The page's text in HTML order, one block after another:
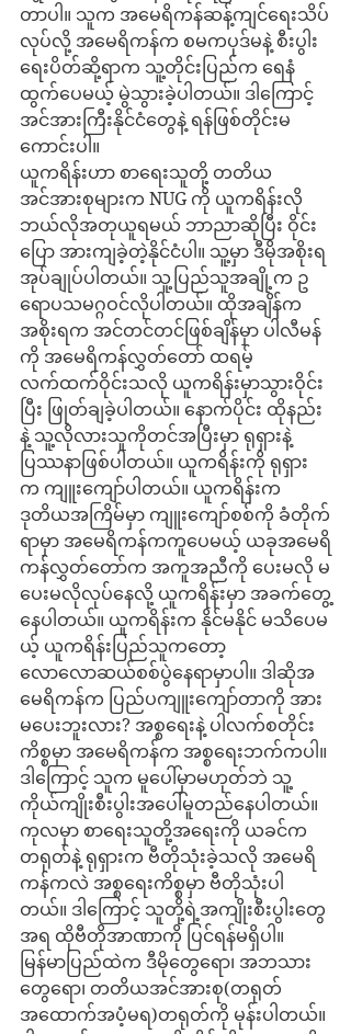
တာပါ။ သူက အမေရိကန်ဆန့်ကျင်ရေးသိပ်
လုပ်လို့ အမေရိကန်က စမကပုဒ်မနဲ့ စီးပွါး
ရေးပိတ်ဆို့ရာက သူ့တိုင်းပြည်က ရေနံ
ထွက်ပေမယ့် မွဲသွားခဲ့ပါတယ်။ ဒါကြောင့်
အင်အားကြီးနိုင်ငံတွေနဲ့ ရန်ဖြစ်တိုင်းမ
ကောင်းပါ။
ယူကရိန်းဟာ စာရေးသူတို့ တတိယ
အင်အားစုများက NUG ကို ယူကရိန်းလို
ဘယ်လိုအတုယူရမယ် ဘာညာဆိုပြီး ဝိုင်း
ပြော အားကျခဲ့တဲ့နိုင်ငံပါ။ သူ့မှာ ဒီမိုအစိုးရ
အုပ်ချုပ်ပါတယ်။ သူ့ပြည်သူအချို့က ဥ
ရောပသမဂ္ဂဝင်လိုပါတယ်။ ထိုအချိန်က
အစိုးရက အင်တင်တင်ဖြစ်ချိန်မှာ ပါလီမန်
ကို အမေရိကန်လွှတ်တော် ထရမ့်
လက်ထက်ဝိုင်းသလို ယူကရိန်းမှာသွားဝိုင်း
ပြီး ဖြုတ်ချခဲ့ပါတယ်။ နောက်ပိုင်း ထိုနည်း
နဲ့ သူ့လိုလားသူကိုတင်အပြီးမှာ ရုရှားနဲ့
ပြဿနာဖြစ်ပါတယ်။ ယူကရိန်းကို ရုရှား
က ကျူးကျော်ပါတယ်။ ယူကရိန်းက
ဒုတိယအကြိမ်မှာ ကျူးကျော်စစ်ကို ခံတိုက်
ရာမှာ အမေရိကန်ကကူပေမယ့် ယခုအမေရိ
ကန်လွှတ်တော်က အကူအညီကို ပေးမလို မ
ပေးမလိုလုပ်နေလို့ ယူကရိန်းမှာ အခက်တွေ့
နေပါတယ်။ ယူကရိန်းက နိုင်မနိုင် မသိပေမ
ယ့် ယူကရိန်းပြည်သူကတော့
လောလောဆယ်စစ်ပွဲနေရာမှာပါ။ ဒါဆိုအ
မေရိကန်က ပြည်ပကျူးကျော်တာကို အား
မပေးဘူးလား? အစ္စရေးနဲ့ ပါလက်စတိုင်း
ကိစ္စမှာ အမေရိကန်က အစ္စရေးဘက်ကပါ။
ဒါကြောင့် သူက မူပေါ်မှာမဟုတ်ဘဲ သူ့
ကိုယ်ကျိုးစီးပွါးအပေါ်မူတည်နေပါတယ်။
ကုလမှာ စာရေးသူတို့အရေးကို ယခင်က
တရုတ်နဲ့ ရုရှားက ဗီတိုသုံးခဲ့သလို အမေရိ
ကန်ကလဲ အစ္စရေးကိစ္စမှာ ဗီတိုသုံးပါ
တယ်။ ဒါကြောင့် သူတို့ရဲ့အကျိုးစီးပွါးတွေ
အရ ထိုဗီတိုအာဏာကို ပြင်ရန်မရှိပါ။
မြန်မာပြည်ထဲက ဒီမိုတွေရော၊ အဘသား
တွေရော၊ တတိယအင်အားစု(တရုတ်
အထောက်အပံ့မရ)တရုတ်ကို မုန်းပါတယ်။